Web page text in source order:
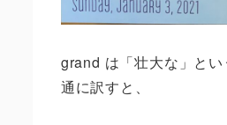
grand は「壮大な」と
通に訳すと、